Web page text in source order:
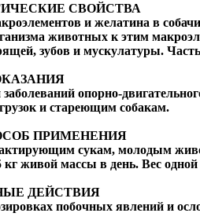
СВОЙСТВА
и желатина в
животных к этим
зубов и мускулатуры.
опорно-
и стареющим собакам.
ПРИМЕНЕНИЯ
сукам, молодым
живой массы в день. Вес одной
ДЕЙСТВИЯ
побочных явлений и